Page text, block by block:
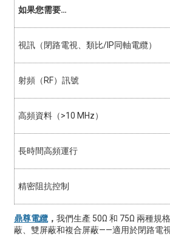
如果您需要…
視訊（閉路電視、類比/IP同軸電纜）
射頻（RF）訊號
高頻資料（>10 MHz）
長時間高頻運行
精密阻抗控制
鼎尊電纜， 我們生產 50Ω 和 75Ω 兩種規
蔽、雙屏蔽和複合屏蔽——適用於閉路電